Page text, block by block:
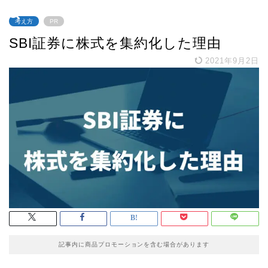
考え方 PR
SBI証券に株式を集約化した理由
2021年9月2日
記事内に商品プロモーションを含む場合があります